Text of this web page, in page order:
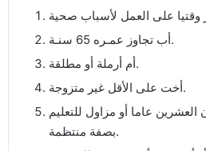
أب تجاوز عمـره 65 سنـة.
أم أرملة أو مطلقة.
أخت على الأقل غير متزوجة.
عاما أو مزاول للتعليم
بصفة منتظمة.